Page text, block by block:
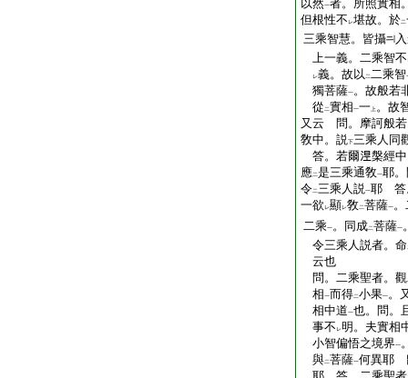
以然一者。所照實相
但根性不 レ堪故。於二
三乘智慧。皆攝
上一義。二乘智不
レ義。故以 二二乘智
獨菩薩一。故般若
從 二實相一一 上 。故
又云 問。摩訶般若
敎中。説下三乘人同
答。若爾𣵀槃經
應二是三乘通敎一耶
令二三乘人説一耶 答
一欲 レ顯レ敎 二菩薩一
二乘一。同成二菩薩一
令三乘人説者。命
云也
問。二乘聖者。觀
相一而得二小果一。
相中道一也。問。
事不 レ明。夫實相
小智偏悟之境界一
與二菩薩一何異耶